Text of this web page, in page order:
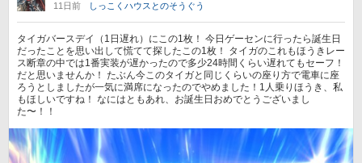
11日前 しっこくハウスとのそうぐう
タイガバースデイ（1日遅れ）にこの1枚！ 今日ゲーセンに行ったら誕生日
だったことを思い出して慌てて探したこの1枚！ タイガのこれもほうきレー
ス断章の中では1番実装が遅かったので多少24時間くらい遅れてもセーフ！
だと思いませんか！ たぶん今このタイガと同じくらいの座り方で電車に座
ろうとしましたが一気に満席になったのでやめました！1人乗りほうき、私
もほしいですね！ なにはともあれ、お誕生日おめでとうございまし
た〜！！